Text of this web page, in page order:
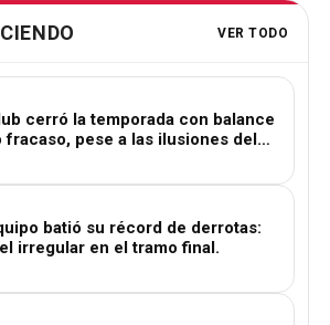
VER TODO
cerró la temporada con balance
fracaso, pese a las ilusiones del…
batió su récord de derrotas:
irregular en el tramo final.